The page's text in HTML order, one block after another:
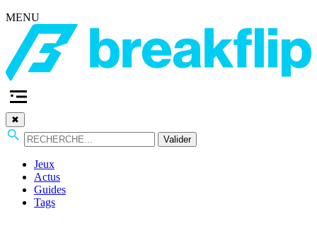
MENU
✖
Valider
Jeux
Actus
Guides
Tags